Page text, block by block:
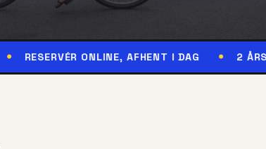
ONLINE, AFHENT I DAG 2 ÅRS GARANTI